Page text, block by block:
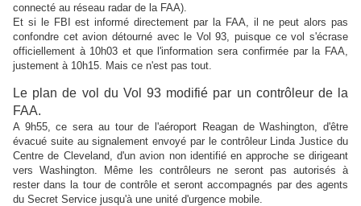
connecté au réseau radar de la FAA).
Et si le FBI est informé directement par la FAA, il ne peut alors pas
confondre cet avion détourné avec le Vol 93, puisque ce vol s'écrase
officiellement à 10h03 et que l'information sera confirmée par la FAA,
justement à 10h15. Mais ce n'est pas tout.
Le plan de vol du Vol 93 modifié par un contrôleur de la
FAA.
A 9h55, ce sera au tour de l'aéroport Reagan de Washington, d'être
évacué suite au signalement envoyé par le contrôleur Linda Justice du
Centre de Cleveland, d'un avion non identifié en approche se dirigeant
vers Washington. Même les contrôleurs ne seront pas autorisés à
rester dans la tour de contrôle et seront accompagnés par des agents
du Secret Service jusqu'à une unité d'urgence mobile.